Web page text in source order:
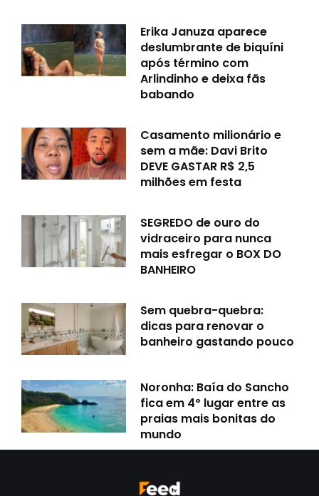
Erika Januza aparece
deslumbrante de biquíni
após término com
Arlindinho e deixa fãs
babando
Casamento milionário e
sem a mãe: Davi Brito
DEVE GASTAR R$ 2,5
milhões em festa
SEGREDO de ouro do
vidraceiro para nunca
mais esfregar o BOX DO
BANHEIRO
Sem quebra-quebra:
dicas para renovar o
banheiro gastando pouco
Noronha: Baía do Sancho
fica em 4º lugar entre as
praias mais bonitas do
mundo